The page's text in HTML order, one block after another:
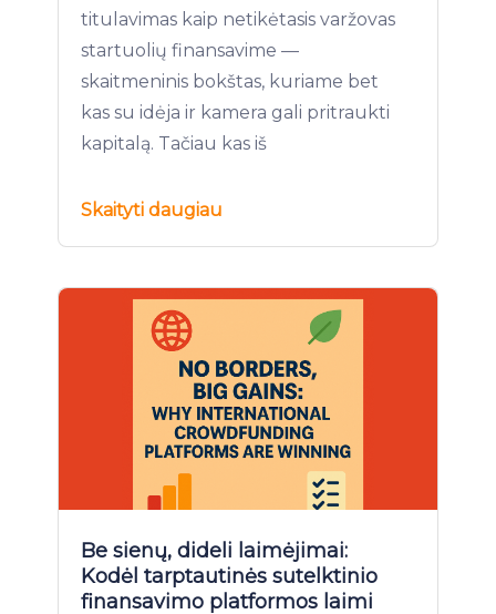
titulavimas kaip netikėtasis varžovas
startuolių finansavime —
skaitmeninis bokštas, kuriame bet
kas su idėja ir kamera gali pritraukti
kapitalą. Tačiau kas iš
Skaityti daugiau
Be sienų, dideli laimėjimai:
Kodėl tarptautinės sutelktinio
finansavimo platformos laimi